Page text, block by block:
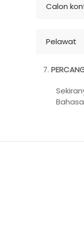
Calon
Pelawat